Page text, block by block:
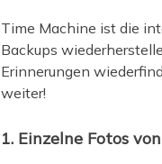
Time Machine ist die
Backups
Erinnerungen
weiter!
1. Einzelne Fotos